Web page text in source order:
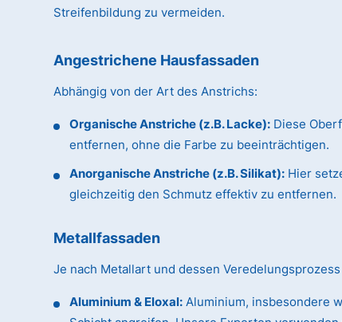
Streifenbildung zu vermeiden.
Angestrichene Hausfassaden
Abhängig von der Art des Anstrichs:
Organische Anstriche (z.B. Lacke): Diese
entfernen, ohne die Farbe zu beeinträchtigen.
Anorganische Anstriche (z.B. Silikat): Hier
gleichzeitig den Schmutz effektiv zu entfernen.
Metallfassaden
Je nach Metallart und dessen
Aluminium & Eloxal: Aluminium, insbesondere